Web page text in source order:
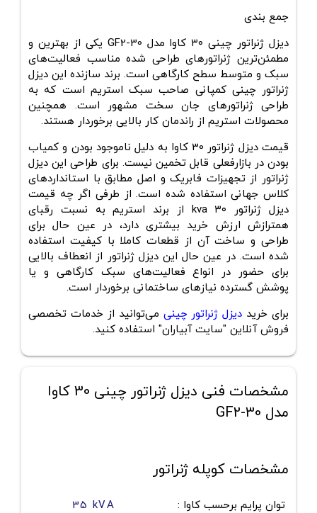
جمع بندی
دیزل ژنراتور چینی ۳۰ کاوا مدل GF2-30 یکی از بهترین و
مطمئن‌ترین ژنراتور‌های طراحی شده مناسب فعالیت‌های
سبک و متوسط سطح کارگاهی است. برند سازنده این دیزل
ژنراتور چینی کمپانی صاحب سبک استریم است که به
طراحی ژنراتورهای جان سخت مشهور است. همچنین
محصولات استریم از راندمان کار بالایی برخوردار هستند.
قیمت دیزل ژنراتور 30 کاوا
به دلیل ناموجود بودن و کمیاب
بودن در بازارفعلی قابل تخمین نیست. برای طراحی این دیزل
ژنراتور از تجهیزات فابریک و اصل مطابق با استانداردهای
کلاس جهانی استفاده شده است. از طرفی اگر چه قیمت
دیزل ژنراتور ۳۰ kva از برند استریم به نسبت رقبای
همترازش ارزش خرید بیشتری دارد، در عین حال برای
طراحی و ساخت آن از قطعات کاملا با کیفیت استفاده
شده است. در عین حال این دیزل ژنراتور از انعطاف بالایی
برای حضور در انواع فعالیت‌های سبک کارگاهی و یا
پوشش گسترده نیاز‌های ساختمانی برخوردار است.
برای خرید دیزل ژنراتور چینی می‌توانید از خدمات تخصصی
فروش آنلاین "سایت آبیاران" استفاده کنید.
مشخصات فنی دیزل ژنراتور چینی 30 کاوا
مدل GF2-30
مشخصات کوپله ژنراتور
توان پرایم برحسب کاوا :
35 kVA